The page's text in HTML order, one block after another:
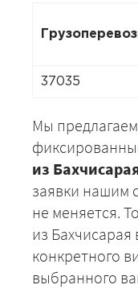
37035
Мы
из
заявки нашим
не меняется.
из Бахчисарая
конкретного
выбранного